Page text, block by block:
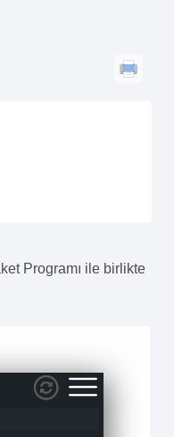
Programı ile birlikte